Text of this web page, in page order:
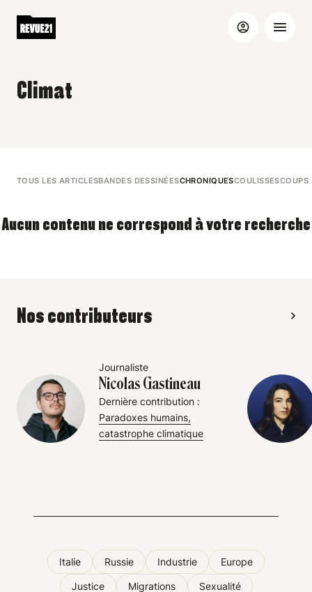
Climat
TOUS LES ARTICLESBANDES DESSINÉESCHRONIQUESCOULISSESCOUPS
Aucun contenu ne correspond à votre recherche
Nos contributeurs
Journaliste
Nicolas Gastineau
Dernière contribution :
Paradoxes humains,
catastrophe climatique
Italie Russie Industrie Europe
Justice Migrations Sexualité